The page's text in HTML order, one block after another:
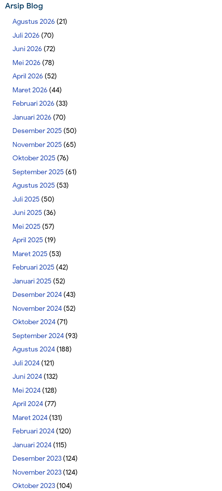
Arsip Blog
Agustus 2026 (21)
Juli 2026 (70)
Juni 2026 (72)
Mei 2026 (78)
April 2026 (52)
Maret 2026 (44)
Februari 2026 (33)
Januari 2026 (70)
Desember 2025 (50)
November 2025 (65)
Oktober 2025 (76)
September 2025 (61)
Agustus 2025 (53)
Juli 2025 (50)
Juni 2025 (36)
Mei 2025 (57)
April 2025 (19)
Maret 2025 (53)
Februari 2025 (42)
Januari 2025 (52)
Desember 2024(43)
November 2024(52)
Oktober 2024(71)
September 2024(93)
Agustus 2024(188)
Juli 2024(121)
Juni 2024(132)
Mei 2024(128)
April 2024(77)
Maret 2024(131)
Februari 2024(120)
Januari 2024(115)
Desember 2023(124)
November 2023(124)
Oktober 2023(104)